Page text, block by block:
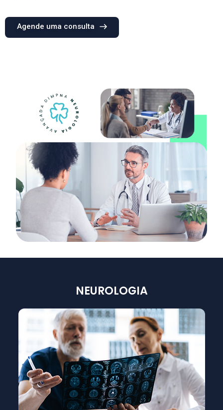
Agende uma consulta
NEUROLOGIA